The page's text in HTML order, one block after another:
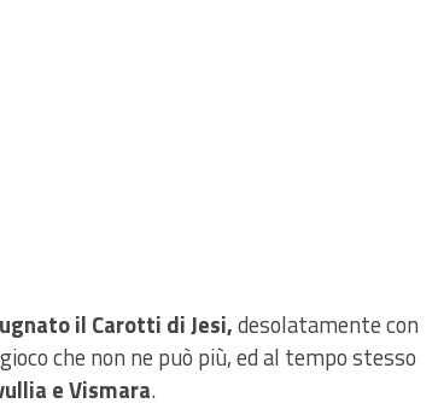
il Carotti di Jesi,desolatamente con
che non ne può più, ed al tempo stesso
e Vismara.